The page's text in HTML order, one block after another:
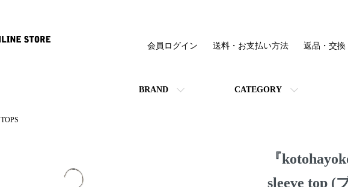
BRAND CATEGORY
会員ログイン 送料・お支払い方法 返品・交換
TOPS
『
sleeve top (